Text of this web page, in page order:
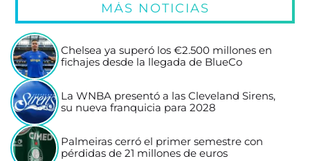
MÁS NOTICIAS
Chelsea ya superó los €2.500 millones en
fichajes desde la llegada de BlueCo
La WNBA presentó a las Cleveland Sirens,
su nueva franquicia para 2028
Palmeiras cerró el primer semestre con
pérdidas de 21 millones de euros